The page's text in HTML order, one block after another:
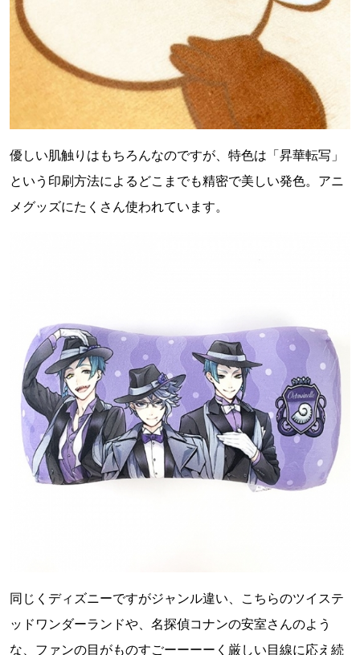
優しい肌触りはもちろんなのですが、特色は「昇華転写」
という印刷方法によるどこまでも精密で美しい発色。アニ
メグッズにたくさん使われています。
同じくディズニーですがジャンル違い、こちらのツイステ
ッドワンダーランドや、名探偵コナンの安室さんのよう
な、ファンの目がものすごーーーーく厳しい目線に応え続